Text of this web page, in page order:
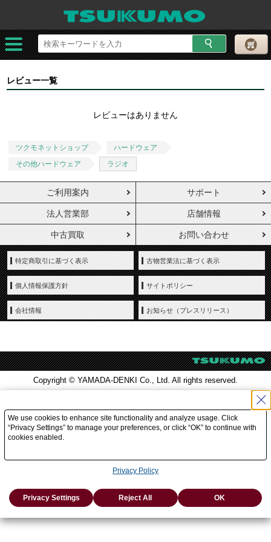
レビュー一覧
レビューはありません
ツクモネットショップ
ハードウェア
その他ハードウェア
ラジオ
ご利用案内 サポート
法人営業部 店舗情報
中古買取 お問い合わせ
特定商取引に基づく表示 古物営業法に基づく表示
個人情報保護方針 サイトポリシー
会社情報 お知らせ（プレスリリース）
Copyright © YAMADA-DENKI Co., Ltd. All rights reserved.
We use cookies to enhance site functionality and analyze usage. Click
“Privacy Settings” to manage your preferences, or click “OK” to continue with
cookies enabled.
Privacy Policy
Privacy Settings Reject All OK